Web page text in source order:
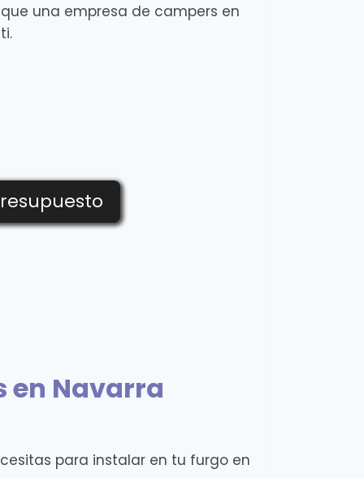
una empresa de campers en
en Navarra
para instalar en tu furgo en